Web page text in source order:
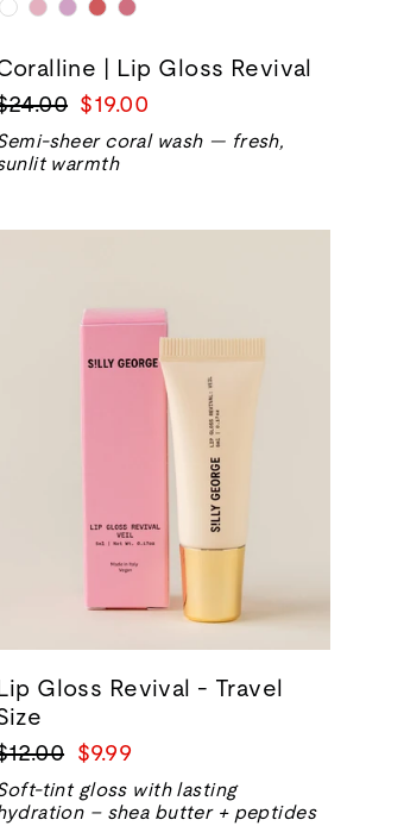
| Lip Gloss Revival
常
销
售
价
$19.00
sheer coral wash — fresh,
warmth
Gloss Revival - Travel
常
销
售
价
$9.99
tint gloss with lasting
– shea butter + peptides